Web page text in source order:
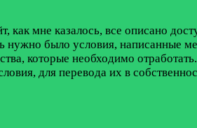
как мне казалось, все описано
нужно было условия,
которые необходимо
для перевода их в